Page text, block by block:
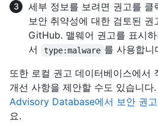
세부 정보를 보려면 권고를 클
보안 취약성에 대한 검토된 권
GitHub. 맬웨어 권고를 표시
서
type:malware 를 사용합니
또한 로컬 권고 데이터베이스에서
개선 사항을 제안할 수도 있습니다
Advisory Database에서 보안 권
요.